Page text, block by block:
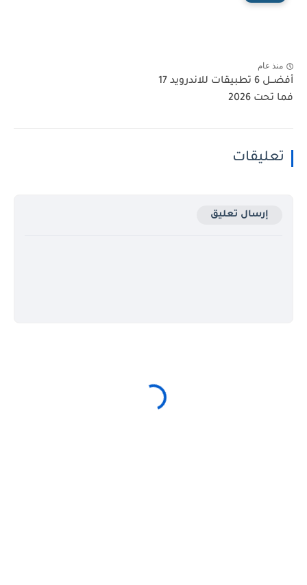
منذ عام
أفضــل 6 تطبيقات للاندرويد 17
فما تحت 2026
تعليقات
إرسال تعليق